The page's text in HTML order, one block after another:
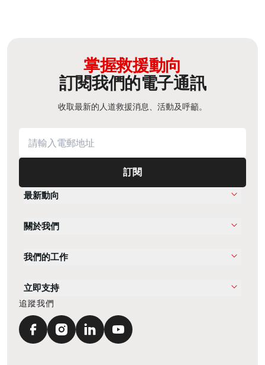
掌握救援動向
訂閱我們的電子通訊
收取最新的人道救援消息、活動及呼籲。
訂閱
最新動向
關於我們
我們的工作
立即支持
追蹤我們